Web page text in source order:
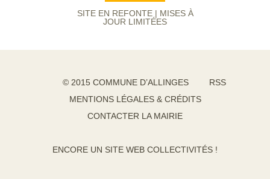
SITE EN REFONTE | MISES À
JOUR LIMITÉES
© 2015 COMMUNE D’ALLINGES
RSS
MENTIONS LÉGALES & CRÉDITS
CONTACTER LA MAIRIE
ENCORE UN SITE WEB COLLECTIVITÉS !